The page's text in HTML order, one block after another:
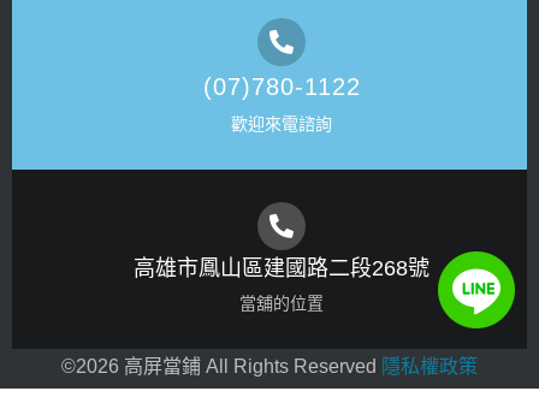
(07)780-1122
歡迎來電諮詢
高雄市鳳山區建國路二段268號
當舖的位置
©2026 高屏當鋪 All Rights Reserved 隱私權政策